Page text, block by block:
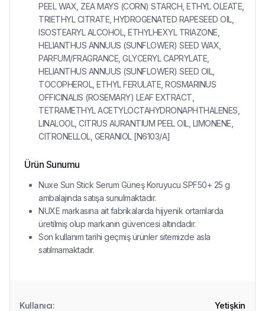
PEEL WAX, ZEA MAYS (CORN) STARCH, ETHYL OLEATE,
TRIETHYL CITRATE, HYDROGENATED RAPESEED OIL,
ISOSTEARYL ALCOHOL, ETHYLHEXYL TRIAZONE,
HELIANTHUS ANNUUS (SUNFLOWER) SEED WAX,
PARFUM/FRAGRANCE, GLYCERYL CAPRYLATE,
HELIANTHUS ANNUUS (SUNFLOWER) SEED OIL,
TOCOPHEROL, ETHYL FERULATE, ROSMARINUS
OFFICINALIS (ROSEMARY) LEAF EXTRACT,
TETRAMETHYL ACETYLOCTAHYDRONAPHTHALENES,
LINALOOL, CITRUS AURANTIUM PEEL OIL, LIMONENE,
CITRONELLOL, GERANIOL [N6103/A]
Ürün Sunumu
Nuxe Sun Stick Serum Güneş Koruyucu SPF50+ 25 g
ambalajında satışa sunulmaktadır.
NUXE markasına ait fabrikalarda hijyenik ortamlarda
üretilmiş olup markanın güvencesi altındadır.
Son kullanım tarihi geçmiş ürünler sitemizde asla
satılmamaktadır.
Kullanıcı: Yetişkin